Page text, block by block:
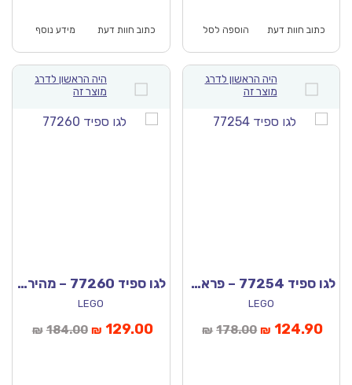
כתוב חוות דעת הוספה לסל
₪139.00.
כתוב חוות דעת מידע נוסף
היה הראשון לדרג
מוצר זה
לגו ספיד 77254 – פרארי SF90 XX סטרדלה
LEGO
₪ 178.00המחיר
₪ 124.90
היה הראשון לדרג
מוצר זה
לגו ספיד 77260 – מהיר ועצבני Toyota Supra טויוטה סופרה
LEGO
₪ 184.00המחיר
₪ 129.00
המחיר